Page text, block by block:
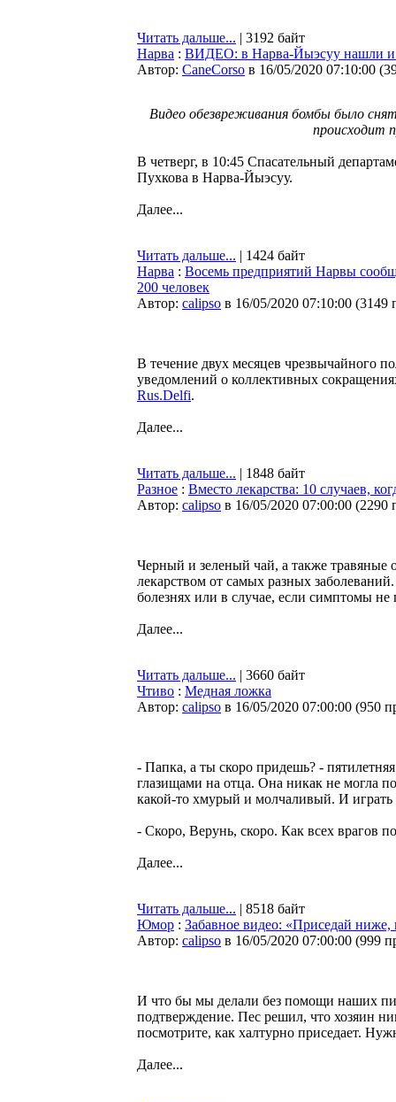
Читать дальше... | 3192 байт
Нарва : ВИДЕО: в Нарва-Йыэсуу нашли и
Автор: CaneCorso в 16/05/2020 07:10:00 (
Видео обезвреживания бомбы было
происходит
В четверг, в 10:45 Спасательный
Пухкова в Нарва-Йыэсуу.
Далее...
Читать дальше... | 1424 байт
Нарва : Восемь предприятий Нарвы
200 человек
Автор: calipso в 16/05/2020 07:10:00 (3149
В течение двух месяцев чрезвычайного
уведомлений о коллективных
Rus.Delfi.
Далее...
Читать дальше... | 1848 байт
Разное : Вместо лекарства: 10 случаев,
Автор: calipso в 16/05/2020 07:00:00 (2290
Черный и зеленый чай, а также травяные
лекарством от самых разных
болезнях или в случае, если симптомы не
Далее...
Читать дальше... | 3660 байт
Чтиво : Медная ложка
Автор: calipso в 16/05/2020 07:00:00 (950
- Папка, а ты скоро придешь? -
глазищами на отца. Она никак не могла
какой-то хмурый и молчаливый. И играть
- Скоро, Верунь, скоро. Как всех врагов
Далее...
Читать дальше... | 8518 байт
Юмор : Забавное видео: «Приседай ниже,
Автор: calipso в 16/05/2020 07:00:00 (999
И что бы мы делали без помощи наших
подтверждение. Пес решил, что хозяин
посмотрите, как халтурно приседает.
Далее...